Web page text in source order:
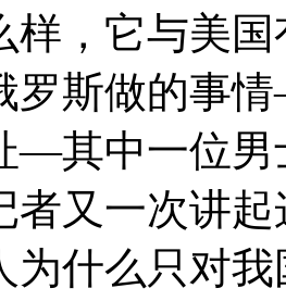
样，它与美
罗斯做的事
—其中一位男
者又一次讲
为什么只对